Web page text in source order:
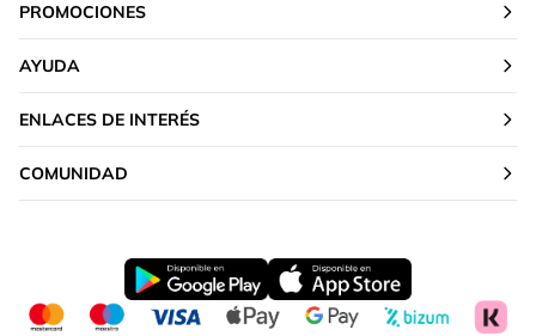
PROMOCIONES
AYUDA
ENLACES DE INTERÉS
COMUNIDAD